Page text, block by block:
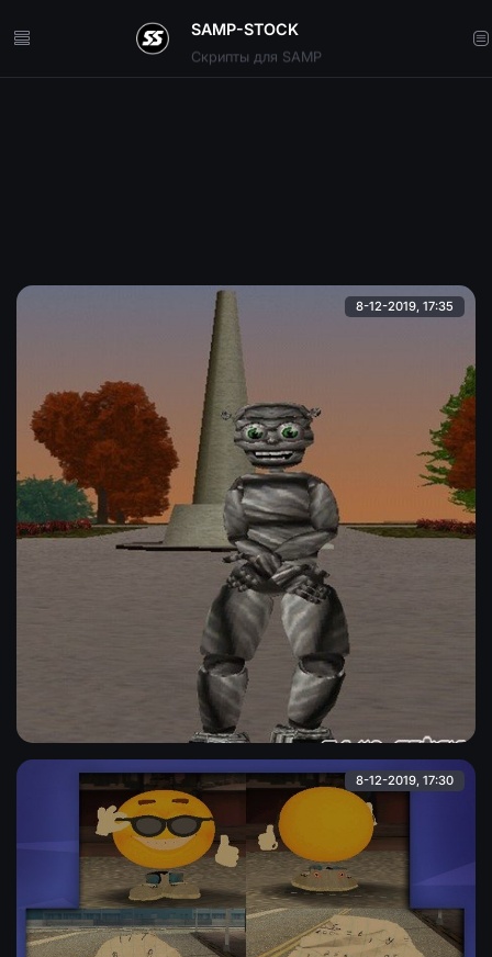
SAMP-STOCK
Скрипты для SAMP
8-12-2019, 17:35
Мультяшный робот ( рофл )
Рофл-скин мультяшного робота, скин в высоком качестве.
8-12-2019, 17:30